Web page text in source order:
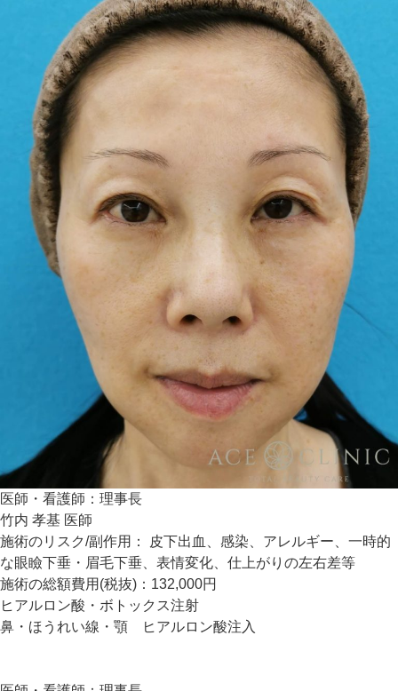
医師・看護師： 理事長
竹内 孝基 医師
施術のリスク/副作用：
皮下出血、感染、アレルギー、一時的
な眼瞼下垂・眉毛下垂、表情変化、仕上がりの左右差等
施術の総額費用(税抜)： 132,000円
ヒアルロン酸・ボトックス注射
鼻・ほうれい線・顎 ヒアルロン酸注入